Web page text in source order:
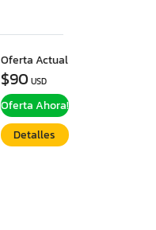
Oferta Actual
$90USD
Oferta Ahora!
Detalles